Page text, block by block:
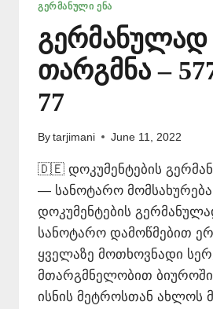
ᲒᲔᲠᲛᲐᲜᲣᲚᲘ ᲔᲜᲐ
გერმანულად
თარგმნა –
77
By tarjimani June 11, 2022
🇩🇪 დოკუმენტების
— სანოტარო
დოკუმენტების
სანოტარო დამოწმებით
ყველაზე მოთხოვნადი
მთარგმნელობით
ისნის მეტროსთან ახლოს